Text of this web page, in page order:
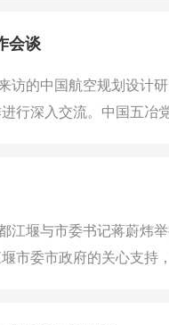
会谈
的中国航空规划设计研
行深入交流。中国五冶
堰与市委书记蒋蔚炜举
委市政府的关心支持